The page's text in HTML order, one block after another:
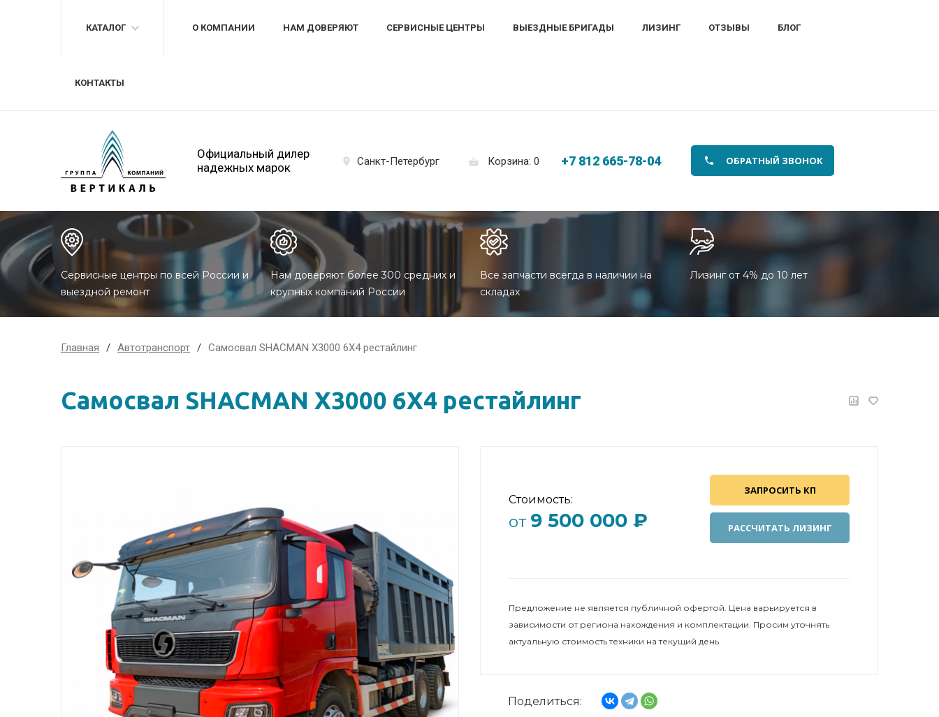
КАТАЛОГ О КОМПАНИИ НАМ ДОВЕРЯЮТ СЕРВИСНЫЕ ЦЕНТРЫ ВЫЕЗДНЫЕ БРИГАДЫ ЛИЗИНГ ОТЗЫВЫ БЛОГ
КОНТАКТЫ
Официальный дилер
надежных марок
Санкт-Петербург Корзина: 0 +7 812 665-78-04 ОБРАТНЫЙ ЗВОНОК
Сервисные центры по всей России и
выездной ремонт
Нам доверяют более 300 средних и
крупных компаний России
Все запчасти всегда в наличии на
складах
Лизинг от 4% до 10 лет
Главная Автотранспорт Самосвал SHACMAN X3000 6X4 рестайлинг
Самосвал SHACMAN X3000 6X4 рестайлинг
Стоимость:
от 9 500 000 ₽
ЗАПРОСИТЬ КП
РАССЧИТАТЬ ЛИЗИНГ
Предложение не является публичной офертой. Цена варьируется в
зависимости от региона нахождения и комплектации. Просим уточнять
актуальную стоимость техники на текущий день.
Поделиться: